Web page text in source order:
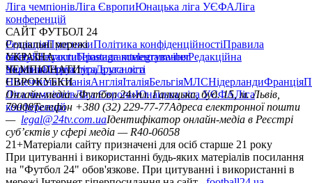
Ліга чемпіонівЛіга ЄвропиЮнацька ліга УЄФАЛіга
конференцій
САЙТ ФУТБОЛ 24
РедакціяПрогнозиПолітика конфіденційностіПравила
сайтуКонтактиПравила коментуванняРедакційна
політикаСтруктура власності
Соціальні мережі
facebookxyoutubeinstagramtelegramviber
УКРАЇНА
УкраїнаПерша лігаДруга ліга
ЧЕМПІОНАТИ
НімеччинаІспаніяАнгліяІталіяБельгіяМЛСНідерландиФранція
ЄВРОКУБКИ
Ліга чемпіонівЛіга ЄвропиЮнацька ліга УЄФАЛіга
конференцій
Онлайн-медіа «Футбол 24»пл. Галицька, буд. 15, м. Львів,
79008Телефон +380 (32) 229-77-77Адреса електронної пошти
— legal@24tv.com.uaІдентифікатор онлайн-медіа в Реєстрі
суб’єктів у сфері медіа — R40-06058
21+Матеріали сайту призначені для осіб старше 21 року
При цитуванні і використанні будь-яких матеріалів посилання
на "Футбол 24" обов'язкове. При цитуванні і використанні в